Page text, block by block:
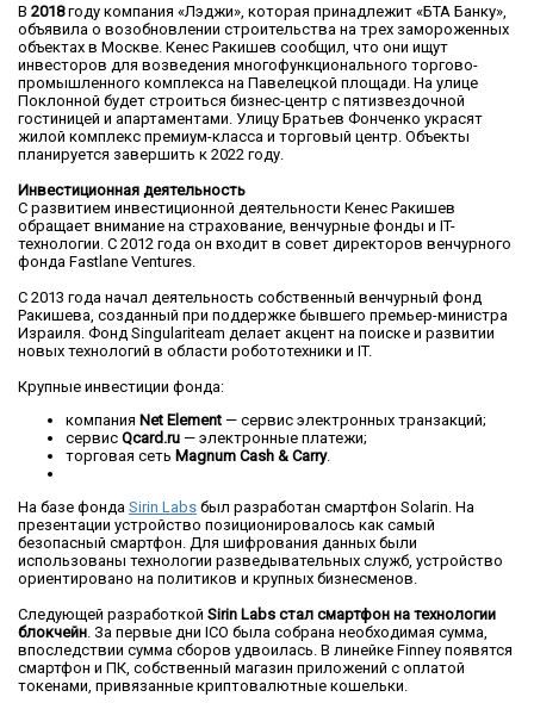
В 2018году компания «Лэджи», которая принадлежит «БТА Банку»,
объявила о возобновлении строительства на трех замороженных
объектах в Москве. Кенес Ракишев сообщил, что они ищут
инвесторов для возведения многофункционального торгово-
промышленного комплекса на Павелецкой площади. На улице
Поклонной будет строиться бизнес-центр с пятизвездочной
гостиницей и апартаментами. Улицу Братьев Фонченко украсят
жилой комплекс премиум-класса и торговый центр. Объекты
планируется завершить к 2022 году.
Инвестиционная деятельность
С развитием инвестиционной деятельности Кенес Ракишев
обращает внимание на страхование, венчурные фонды и IT-
технологии. С 2012 года он входит в совет директоров венчурного
фонда Fastlane Ventures.
С 2013 года начал деятельность собственный венчурный фонд
Ракишева, созданный при поддержке бывшего премьер-министра
Израиля. Фонд Singulariteam делает акцент на поиске и развитии
новых технологий в области робототехники и IT.
Крупные инвестиции фонда:
компания Net Element — сервис электронных транзакций;
сервис Qcard.ru — электронные платежи;
торговая сеть Magnum Cash & Carry.
На базе фонда Sirin Labs был разработан смартфон Solarin. На
презентации устройство позиционировалось как самый
безопасный смартфон. Для шифрования данных были
использованы технологии разведывательных служб, устройство
ориентировано на политиков и крупных бизнесменов.
Следующей разработкой Sirin Labs стал смартфон на технологии
блокчейн . За первые дни ICO была собрана необходимая сумма,
впоследствии сумма сборов удвоилась. В линейке Finney появятся
смартфон и ПК, собственный магазин приложений с оплатой
токенами, привязанные криптовалютные кошельки.